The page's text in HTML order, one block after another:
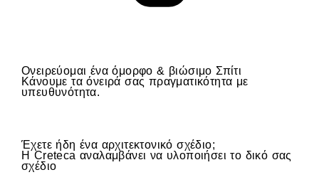
Ονειρεύομαι ένα όμορφο & βιώσιμο Σπίτι
Κάνουμε τα όνειρά σας πραγματικότητα με
υπευθυνότητα.
Έχετε ήδη ένα αρχιτεκτονικό σχέδιο;
Η Creteca αναλαμβάνει να υλοποιήσει το δικό σας
σχέδιο